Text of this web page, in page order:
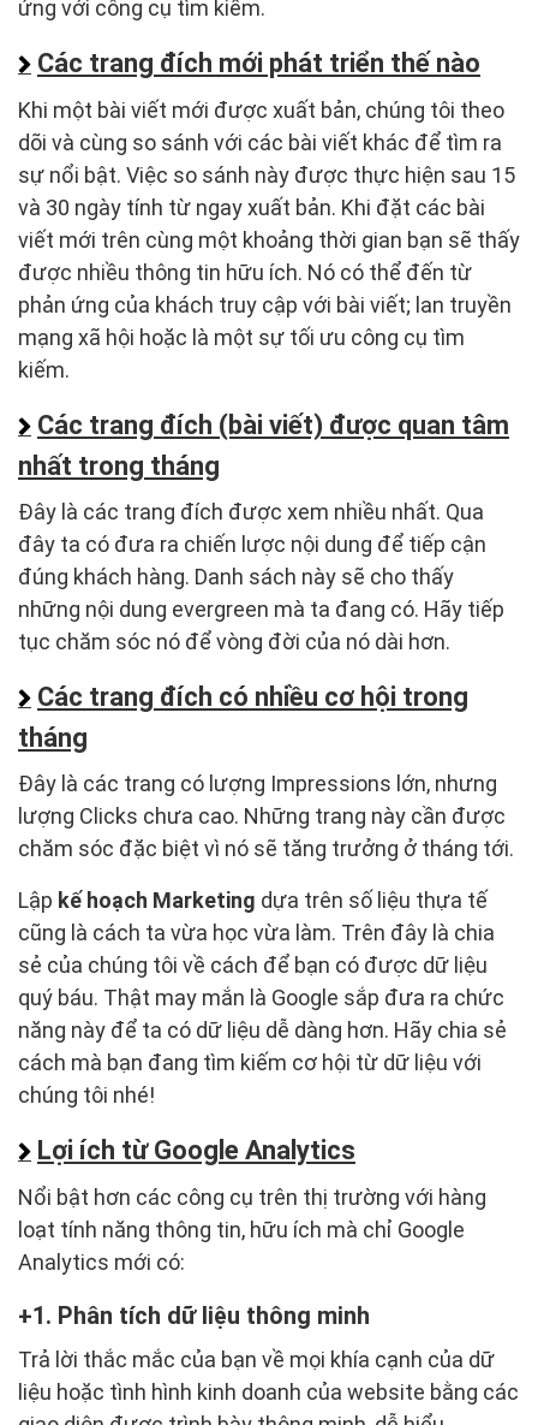
ứng với công cụ tìm kiếm.
Các trang đích mới phát triển thế nào
Khi một bài viết mới được xuất bản, chúng tôi theo
dõi và cùng so sánh với các bài viết khác để tìm ra
sự nổi bật. Việc so sánh này được thực hiện sau 15
và 30 ngày tính từ ngay xuất bản. Khi đặt các bài
viết mới trên cùng một khoảng thời gian bạn sẽ thấy
được nhiều thông tin hữu ích. Nó có thể đến từ
phản ứng của khách truy cập với bài viết; lan truyền
mạng xã hội hoặc là một sự tối ưu công cụ tìm
kiếm.
Các trang đích (bài viết) được quan tâm
nhất trong tháng
Đây là các trang đích được xem nhiều nhất. Qua
đây ta có đưa ra chiến lược nội dung để tiếp cận
đúng khách hàng. Danh sách này sẽ cho thấy
những nội dung evergreen mà ta đang có. Hãy tiếp
tục chăm sóc nó để vòng đời của nó dài hơn.
Các trang đích có nhiều cơ hội trong
tháng
Đây là các trang có lượng Impressions lớn, nhưng
lượng Clicks chưa cao. Những trang này cần được
chăm sóc đặc biệt vì nó sẽ tăng trưởng ở tháng tới.
Lập kế hoạch Marketing dựa trên số liệu thựa tế
cũng là cách ta vừa học vừa làm. Trên đây là chia
sẻ của chúng tôi về cách để bạn có được dữ liệu
quý báu. Thật may mắn là Google sắp đưa ra chức
năng này để ta có dữ liệu dễ dàng hơn. Hãy chia sẻ
cách mà bạn đang tìm kiếm cơ hội từ dữ liệu với
chúng tôi nhé!
Lợi ích từ Google Analytics
Nổi bật hơn các công cụ trên thị trường với hàng
loạt tính năng thông tin, hữu ích mà chỉ Google
Analytics mới có:
1. Phân tích dữ liệu thông minh
Trả lời thắc mắc của bạn về mọi khía cạnh của dữ
liệu hoặc tình hình kinh doanh của website bằng các